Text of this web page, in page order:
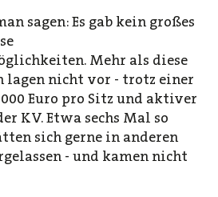
sagen: Es gab kein großes
Mehr als diese
lagen nicht vor - trotz einer
Euro pro Sitz und aktiver
KV. Etwa sechs Mal so
sich gerne in anderen
- und kamen nicht